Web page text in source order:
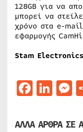
128GB για να
μπορεί να
χρόνο στα e-
εφαρμογής
Stam
ΑΛΛΑ ΑΡΘΡΑ ΣΕ